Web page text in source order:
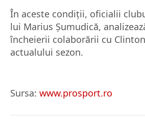
În aceste condiții, oficialii
lui Marius Șumudică,
încheierii colaborării cu Clinton
actualului sezon.
Sursa: www.prosport.ro